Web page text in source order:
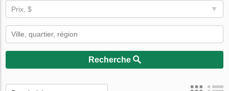
Prix, $
Recherche